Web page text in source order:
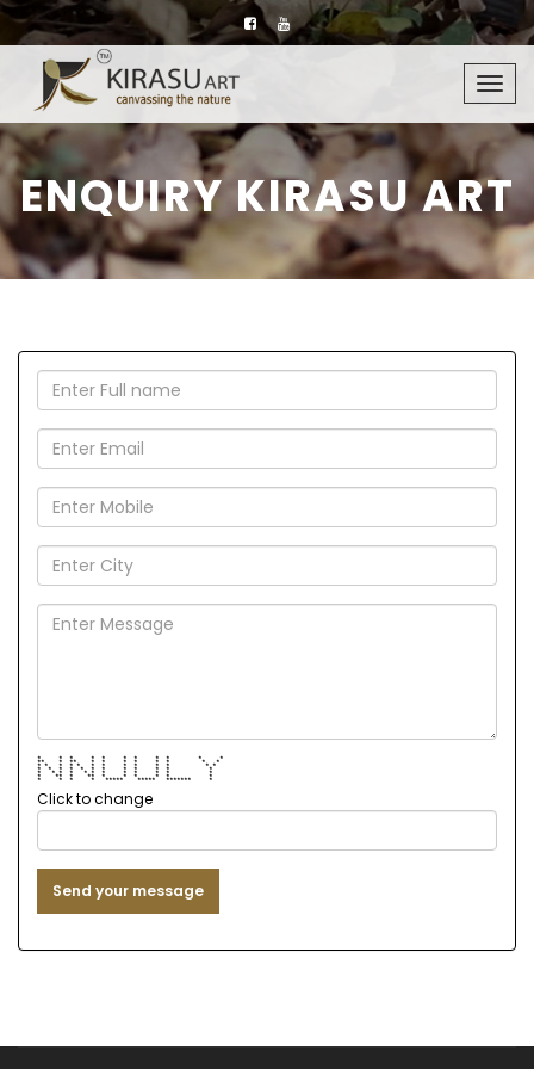
ENQUIRY KIRASU ART
* * * * * * * * * * *
** * ** * * * * * * * *
* * * * * * * * * * * * *
* * * * * * * * * * * *
* * * * * * * * * * * *
* ** * ** * * * * * *
* * * * ***** ***** ******* *
Click to change
Send your message